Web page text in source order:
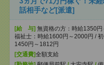
話相手など[派遣]
[給 与] 無資格の方：時給1350
福祉士：時給1600円～2000円 /
1450円～1812円
[交通費]全額支給